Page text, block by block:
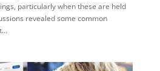
particularly when these are held
revealed some common